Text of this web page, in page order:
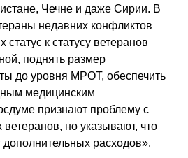
Чечне и даже Сирии. В
недавних конфликтов
статус к статусу ветеранов
поднять размер
до уровня МРОТ, обеспечить
медицинским
признают проблему с
ветеранов, но указывают, что
расходов».